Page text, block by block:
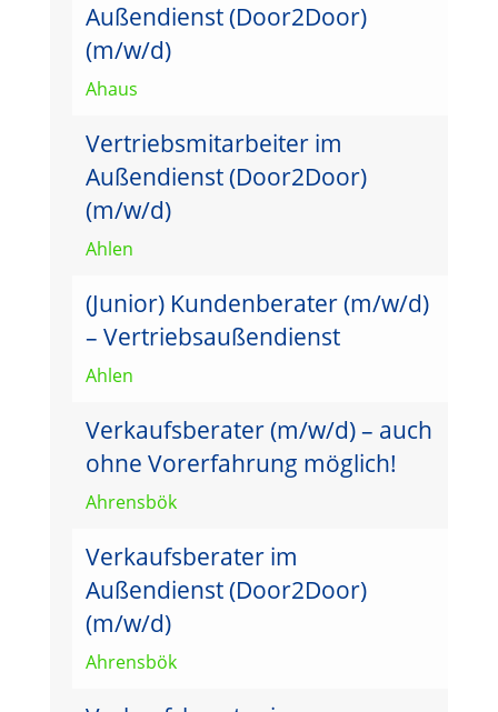
Außendienst (Door2Door)
(m/w/d)
Ahaus
Vertriebsmitarbeiter im
Außendienst (Door2Door)
(m/w/d)
Ahlen
(Junior) Kundenberater (m/w/d)
– Vertriebsaußendienst
Ahlen
Verkaufsberater (m/w/d) – auch
ohne Vorerfahrung möglich!
Ahrensbök
Verkaufsberater im
Außendienst (Door2Door)
(m/w/d)
Ahrensbök